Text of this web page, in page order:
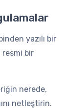
yazılı bir
resmi bir
nerede,
netleştirin.